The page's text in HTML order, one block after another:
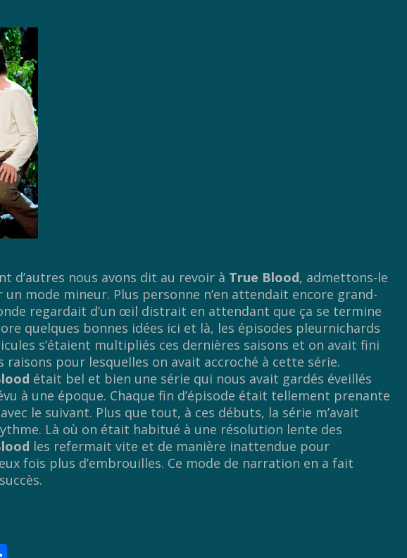
d’autres nous avons dit au revoir à True Blood, admettons-le
mode mineur. Plus personne n’en attendait encore grand-
regardait d’un œil distrait en attendant que ça se termine
quelques bonnes idées ici et là, les épisodes pleurnichards
s’étaient multipliés ces dernières saisons et on avait fini
raisons pour lesquelles on avait accroché à cette série.
était bel et bien une série qui nous avait gardés éveillés
à une époque. Chaque fin d’épisode était tellement prenante
le suivant. Plus que tout, à ces débuts, la série m’avait
Là où on était habitué à une résolution lente des
les refermait vite et de manière inattendue pour
fois plus d’embrouilles. Ce mode de narration en a fait